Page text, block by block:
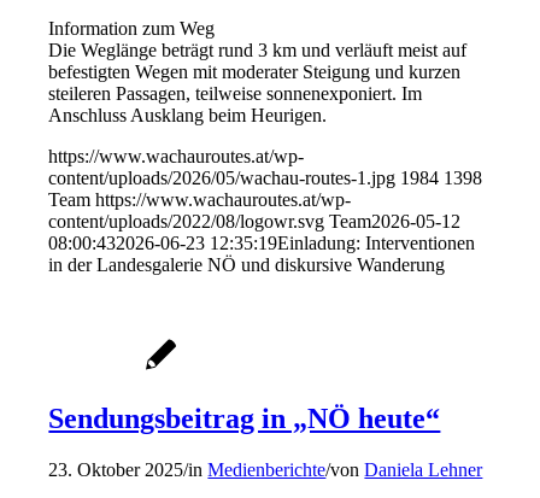
Information zum Weg
Die Weglänge beträgt rund 3 km und verläuft meist auf
befestigten Wegen mit moderater Steigung und kurzen
steileren Passagen, teilweise sonnenexponiert. Im
Anschluss Ausklang beim Heurigen.
https://www.wachauroutes.at/wp-
content/uploads/2026/05/wachau-routes-1.jpg 1984 1398
Team https://www.wachauroutes.at/wp-
content/uploads/2022/08/logowr.svg Team2026-05-12
08:00:432026-06-23 12:35:19Einladung: Interventionen
in der Landesgalerie NÖ und diskursive Wanderung
Sendungsbeitrag in „NÖ heute“
23. Oktober 2025/inMedienberichte/vonDaniela Lehner